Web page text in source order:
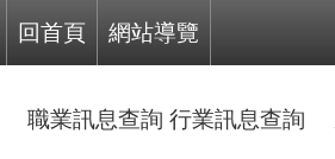
回首頁 網站導覽
職業訊息查詢 行業訊息查詢